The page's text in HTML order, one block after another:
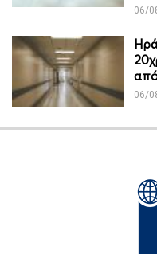
06/
06/